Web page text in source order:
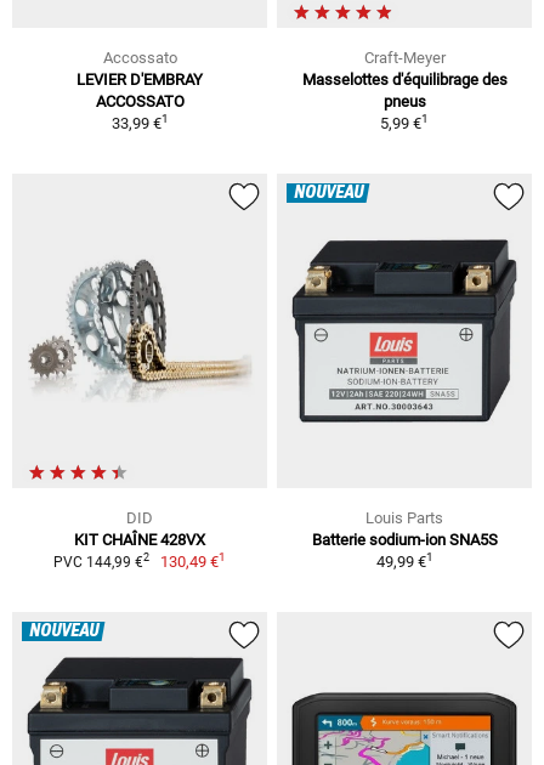
Accossato
LEVIER D'EMBRAY
ACCOSSATO
33,99 €1
Craft-Meyer
Masselottes d'équilibrage des
pneus
5,99 €1
DID
KIT CHAÎNE 428VX
PVC 144,99 €2 130,49 €1
NOUVEAU
Louis Parts
Batterie sodium-ion SNA5S
49,99 €1
NOUVEAU